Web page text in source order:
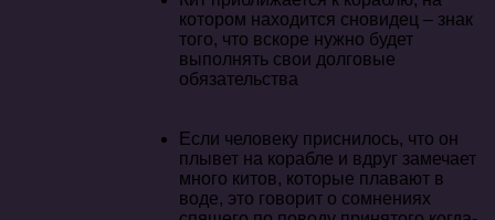
котором находится сновидец – знак
того, что вскоре нужно будет
выполнять свои долговые
обязательства
Если человеку приснилось, что он
плывет на корабле и вдруг замечает
много китов, которые плавают в
воде, это говорит о сомнениях